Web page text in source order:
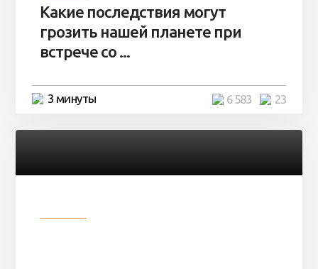
Какие последствия могут
грозить нашей планете при
встрече со ...
3 минуты 23
6 583